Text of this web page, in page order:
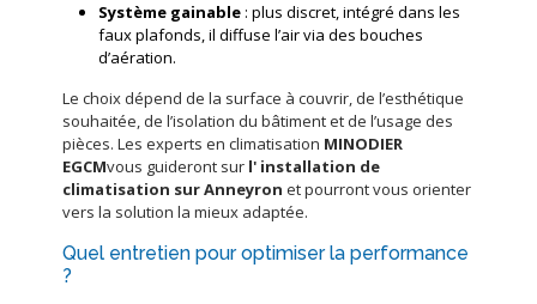
Système gainable : plus discret, intégré dans les
faux plafonds, il diffuse l’air via des bouches
d’aération.
Le choix dépend de la surface à couvrir, de l’esthétique
souhaitée, de l’isolation du bâtiment et de l’usage des
pièces. Les experts en climatisation MINODIER
EGCMvous guideront sur l' installation de
climatisation sur Anneyron et pourront vous orienter
vers la solution la mieux adaptée.
Quel entretien pour optimiser la performance
?